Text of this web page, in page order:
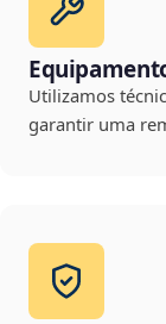
Utilizamos
garantir uma